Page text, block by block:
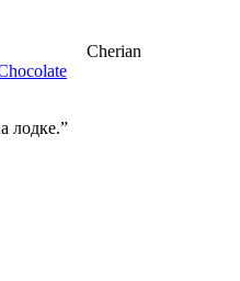
Cherian
лодке.”